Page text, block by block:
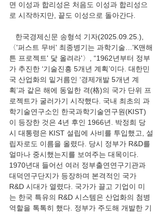
면 이성과 합리성은 처음도 이성과 합리성으
로 시작하지만, 끝도 이성으로 돌아간다.
한국경제신문 송형석 기자(2025.09.25.),
〈'퍼스트 무버' 최종병기는 과학기술…'K맨해
튼 프로젝트' 닻 올려라'〉, “1962년부터 정부
가 추진한 ‘기술진흥 5개년 계획’이다. 대한민
국 산업화의 밑거름인 ‘경제개발 5개년 계
획’과 같은 해에 동일한 격(格)의 국가 단위 프
로젝트가 굴러가기 시작했다. 국내 최초의 과
학기술연구소인 한국과학기술연구원(KIST)
이 등장한 것은 4년 후인 1966년. 박정희 당
시 대통령은 KIST 설립에 사비를 투입했고, 설
립자로도 이름을 올렸다. 당시 정부가 R&D를
얼마나 중시했는지를 보여주는 대목이다.
1970년대 들어선 여러 정부출연연구기관과
대덕연구단지가 등장하며 본격적인 국가
R&D 시대가 열렸다. 국가가 끌고 기업이 미
는 한국 특유의 R&D 시스템은 산업화의 첨병
역할을 톡톡히 했다. 정부가 주도해 개발한 기